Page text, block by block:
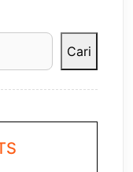
Cari